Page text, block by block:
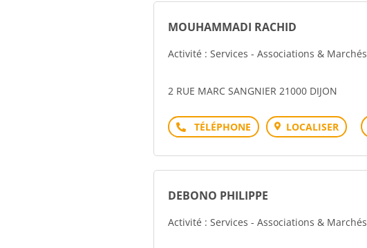
MOUHAMMADI RACHID
Activité : Services - Associations & Marchés
2 RUE MARC SANGNIER 21000 DIJON
Téléphone LOCALISER
DEBONO PHILIPPE
Activité : Services - Associations & Marchés